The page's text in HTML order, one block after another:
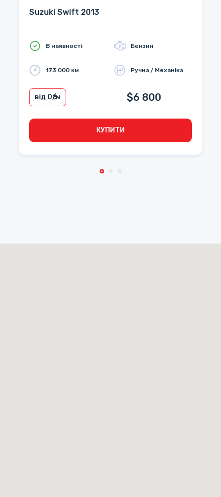
Suzuki Swift 2013
В наявності Бензин
173 000 км Ручна / Механіка
від 0₴/м $6 800
КУПИТИ